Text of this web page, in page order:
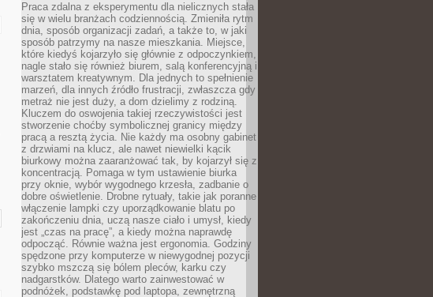
Praca zdalna z eksperymentu dla nielicznych stała
się w wielu branżach codziennością. Zmieniła rytm
dnia, sposób organizacji zadań, a także to, w jaki
sposób patrzymy na nasze mieszkania. Miejsce,
które kiedyś kojarzyło się głównie z odpoczynkiem,
nagle stało się również biurem, salą konferencyjną i
warsztatem kreatywnym. Dla jednych to spełnienie
marzeń, dla innych źródło frustracji, zwłaszcza gdy
metraż nie jest duży, a dom dzielimy z rodziną.
Kluczem do oswojenia takiej rzeczywistości jest
stworzenie choćby symbolicznej granicy między
pracą a resztą życia. Nie każdy ma osobny gabinet
z drzwiami na klucz, ale nawet niewielki kącik
biurkowy można zaaranżować tak, by kojarzył się z
koncentracją. Pomaga w tym ustawienie biurka
przy oknie, wybór wygodnego krzesła, zadbanie o
dobre oświetlenie. Drobne rytuały, takie jak poranne
włączenie lampki czy uporządkowanie blatu po
zakończeniu dnia, uczą nasze ciało i umysł, kiedy
jest „czas na pracę”, a kiedy można naprawdę
odpocząć. Równie ważna jest ergonomia. Godziny
spędzone przy komputerze w niewygodnej pozycji
szybko mszczą się bólem pleców, karku czy
nadgarstków. Dlatego warto zainwestować w
podnóżek, podstawkę pod laptopa, zewnętrzną